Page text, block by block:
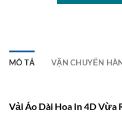
MÔ TẢ VẬN CHUYỂN
Vải Áo Dài Hoa In 4D